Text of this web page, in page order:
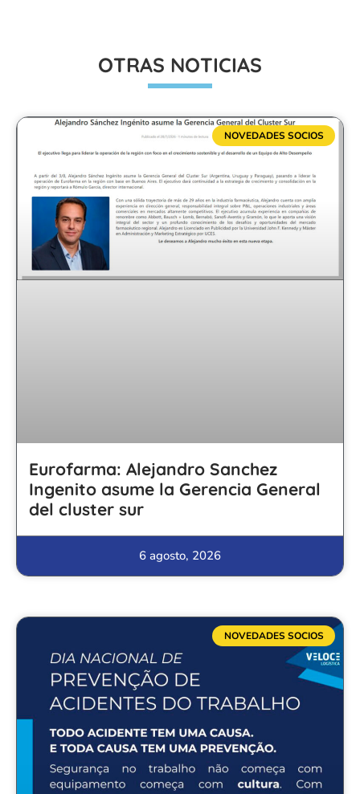
OTRAS NOTICIAS
NOVEDADES SOCIOS
Eurofarma: Alejandro Sanchez
Ingenito asume la Gerencia General
del cluster sur
6 agosto, 2026
NOVEDADES SOCIOS